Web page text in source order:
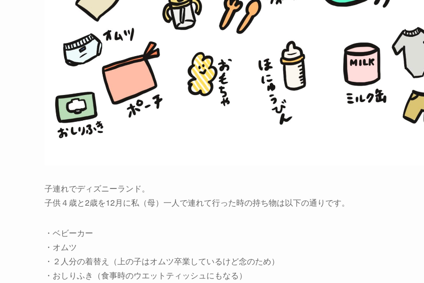
子連れでディズニーランド。
子供４歳と2歳を12月に私（母）一人で連れて行った時の持ち物は以下の通りです。
・ベビーカー
・オムツ
・２人分の着替え（上の子はオムツ卒業しているけど念のため）
・おしりふき（食事時のウエットティッシュにもなる）